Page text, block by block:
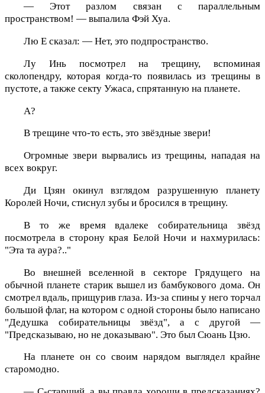
— Этот разлом связан с параллельным
пространством! — выпалила Фэй Хуа.
Лю Е сказал: — Нет, это подпространство.
Лу Инь посмотрел на трещину, вспоминая
сколопендру, которая когда-то появилась из трещины в
пустоте, а также секту Ужаса, спрятанную на планете.
А?
В трещине что-то есть, это звёздные звери!
Огромные звери вырвались из трещины, нападая на
всех вокруг.
Ди Цзян окинул взглядом разрушенную планету
Королей Ночи, стиснул зубы и бросился в трещину.
В то же время вдалеке собирательница звёзд
посмотрела в сторону края Белой Ночи и нахмурилась:
"Эта та аура?.."
Во внешней вселенной в секторе Грядущего на
обычной планете старик вышел из бамбукового дома. Он
смотрел вдаль, прищурив глаза. Из-за спины у него торчал
большой флаг, на котором с одной стороны было написано
"Дедушка собирательницы звёзд", а с другой —
"Предсказываю, но не доказываю". Это был Сюань Цзю.
На планете он со своим нарядом выглядел крайне
старомодно.